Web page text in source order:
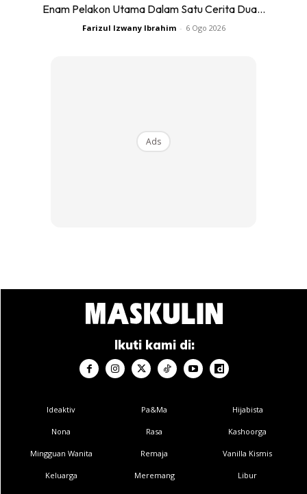
model Miiles McMillan.
Enam Pelakon Utama Dalam Satu Cerita Dua...
Farizul Izwany Ibrahim - 6 Ogo 2026
Ads
Ikuti kami di:
Ideaktiv
Nona
Mingguan Wanita
Keluarga
Pa&Ma
Rasa
Remaja
Meremang
Hijabista
Kashoorga
Vanilla Kismis
Libur